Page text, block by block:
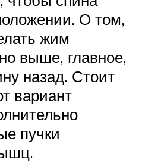
О том,
жим
выше, главное,
назад. Стоит
вариант
пучки